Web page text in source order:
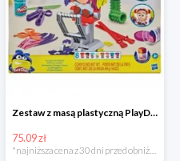
Zestaw z masą plastyczną PlayDoh Fryzjer Nowy
75.09 zł